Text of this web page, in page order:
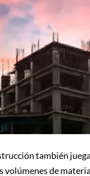
también
volúmenes de